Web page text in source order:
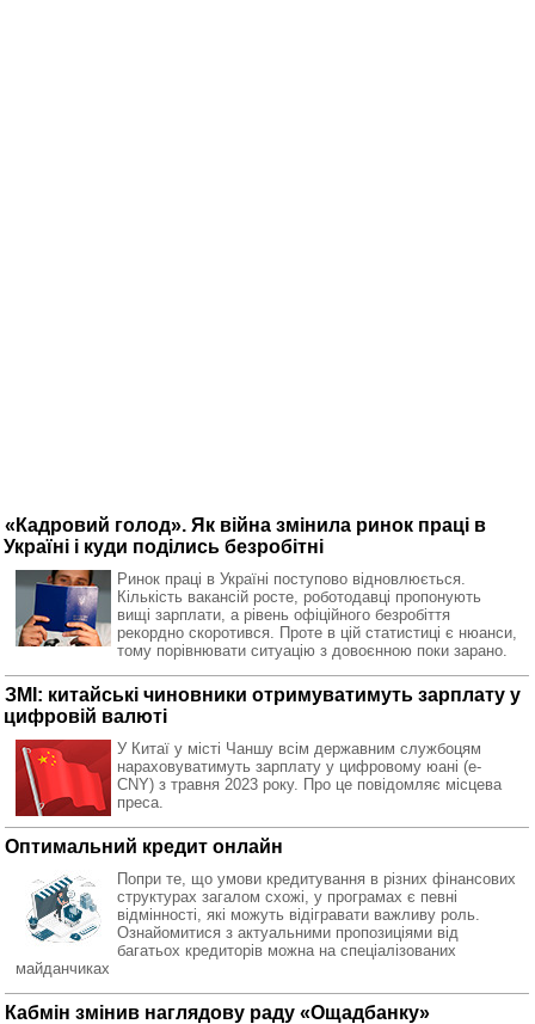
«Кадровий голод». Як війна змінила ринок праці в
Україні і куди поділись безробітні
Ринок праці в Україні поступово відновлюється.
Кількість вакансій росте, роботодавці пропонують
вищі зарплати, а рівень офіційного безробіття
рекордно скоротився. Проте в цій статистиці є нюанси,
тому порівнювати ситуацію з довоєнною поки зарано.
ЗМІ: китайські чиновники отримуватимуть зарплату у
цифровій валюті
У Китаї у місті Чаншу всім державним службоцям
нараховуватимуть зарплату у цифровому юані (e-
CNY) з травня 2023 року. Про це повідомляє місцева
преса.
Оптимальний кредит онлайн
Попри те, що умови кредитування в різних фінансових
структурах загалом схожі, у програмах є певні
відмінності, які можуть відігравати важливу роль.
Ознайомитися з актуальними пропозиціями від
багатьох кредиторів можна на спеціалізованих
майданчиках
Кабмін змінив наглядову раду «Ощадбанку»